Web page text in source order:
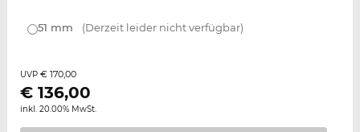
51 mm (Derzeit leider nicht verfügbar)
UVP € 170,00
€ 136,00
inkl. 20.00% MwSt.